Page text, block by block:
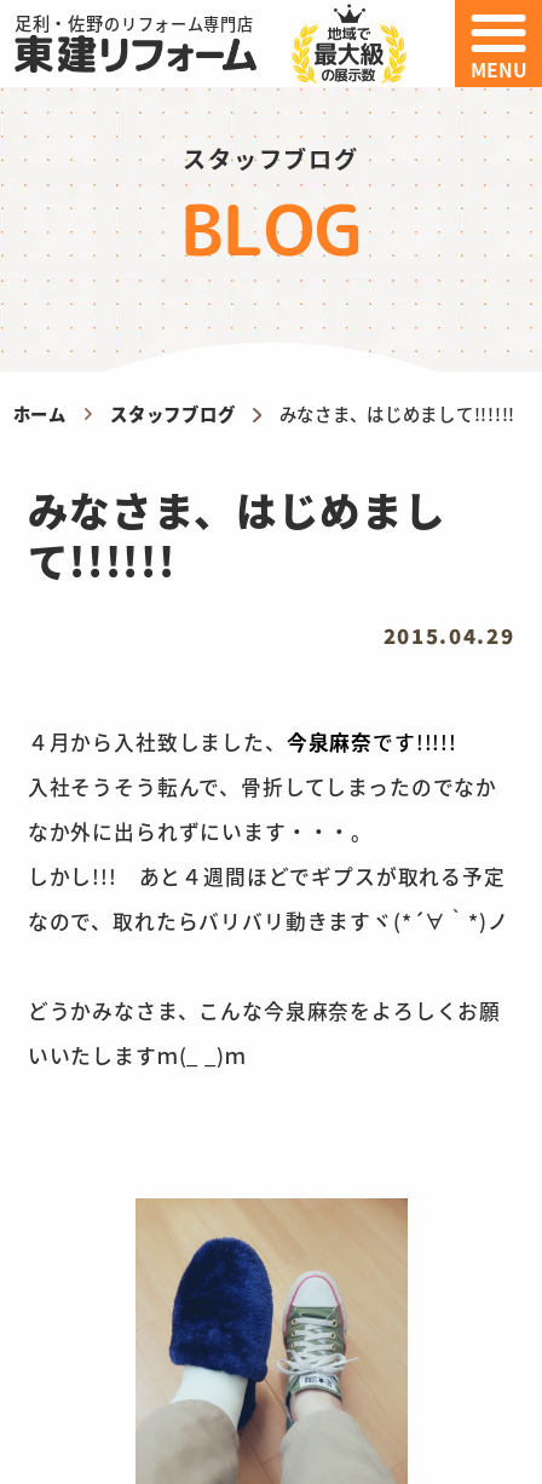
足利・佐野のリフォーム専門店
MENU
スタッフブログ
BLOG
ホーム スタッフブログ みなさま、はじめまして!!!!!!
みなさま、はじめまし
て!!!!!!
2015.04.29
４月から入社致しました、 今泉麻奈です!!!!!
入社そうそう転んで、骨折してしまったのでなか
なか外に出られずにいます・・・。
しかし!!! あと４週間ほどでギプスが取れる予定
なので、取れたらバリバリ動きますヾ(*´∀｀*)ノ
どうかみなさま、こんな今泉麻奈をよろしくお願
いいたしますｍ(_ _)ｍ